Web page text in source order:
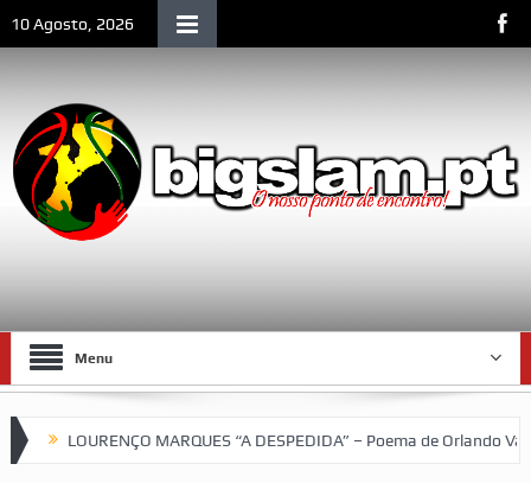
10 Agosto, 2026
Menu
MARQUES “A DESPEDIDA” – Poema de Orlando Valente VII